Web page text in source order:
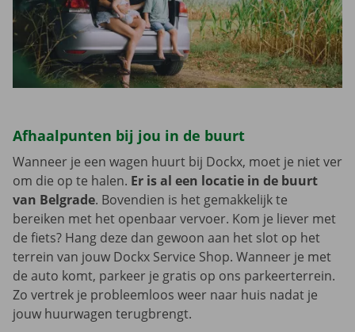
Afhaalpunten bij jou in de buurt
Wanneer je een wagen huurt bij Dockx, moet je niet ver
om die op te halen. Er is al een locatie in de buurt
van Belgrade. Bovendien is het gemakkelijk te
bereiken met het openbaar vervoer. Kom je liever met
de fiets? Hang deze dan gewoon aan het slot op het
terrein van jouw Dockx Service Shop. Wanneer je met
de auto komt, parkeer je gratis op ons parkeerterrein.
Zo vertrek je probleemloos weer naar huis nadat je
jouw huurwagen terugbrengt.